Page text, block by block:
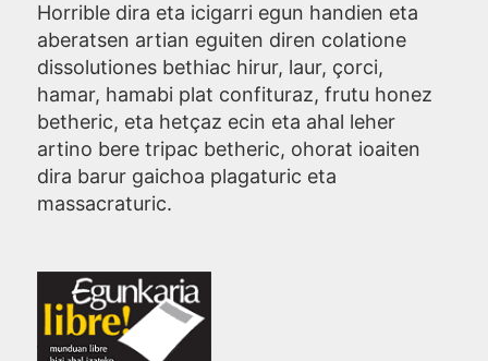
Horrible dira eta icigarri egun handien eta
aberatsen artian eguiten diren colatione
dissolutiones bethiac hirur, laur, çorci,
hamar, hamabi plat confituraz, frutu honez
betheric, eta hetçaz ecin eta ahal leher
artino bere tripac betheric, ohorat ioaiten
dira barur gaichoa plagaturic eta
massacraturic.